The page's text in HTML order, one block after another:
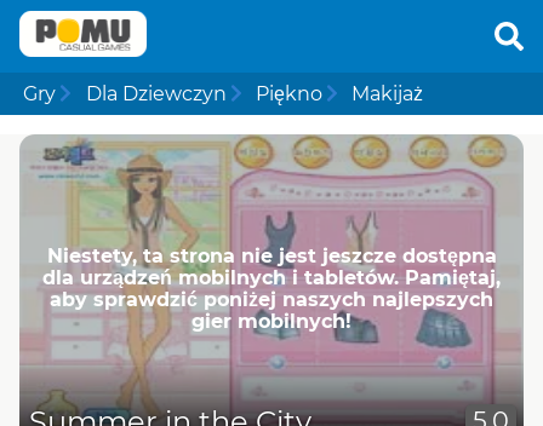
Gry Dla Dziewczyn Piękno Makijaż
Niestety, ta strona nie jest jeszcze dostępna
dla urządzeń mobilnych i tabletów. Pamiętaj,
aby sprawdzić poniżej naszych najlepszych
gier mobilnych!